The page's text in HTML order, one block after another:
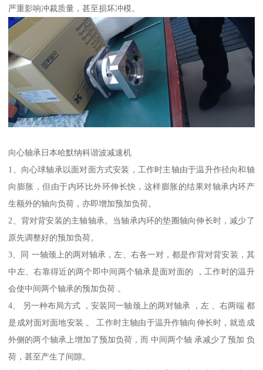
严重影响冲裁质量，甚至损坏冲模。
向心轴承日本哈默纳科谐波减速机
1、向心球轴承以面对面方式安装，工作时主轴由于温升作径向和轴
向膨胀，但由于内环比外环伸长快，这样膨胀的结果对轴承内环产
生额外的轴向负荷，亦即增加预加负荷。
2、背对背安装的主轴轴承。当轴承内环的垫圈轴向伸长时，减少了
原先调整好的预加负荷。
3、同 一轴颈上的两对轴承，左、右各一对，都是作背对背安装，其
中左、右靠得近的两个即中间两个轴承是面对面的 ，工作时的温升
会使中间两个轴承的预加负荷 。
4、 另一种布局方式 ，安装同一轴颈上的两对轴承 ，左 、右两端 都
是成对面对面地安装 。 工作时主轴由于温升作轴向伸长时，就造成
外侧的两个轴承上增加了预加负荷，而 中间两个轴 承减少了预加 负
荷，甚至产生了间隙。